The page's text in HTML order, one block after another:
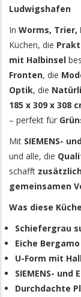
Ludwigshafen
In Worms,
Küchen, die
mit Halbinsel
Fronten, die
Optik, die
185 x 309 x 308
– perfekt für
Mit SIEMENS-
und alle, die
schafft
gemeinsamen
Was diese
Schiefergrau
Eiche Bergamo
U-Form mit
SIEMENS- und
Durchdachte